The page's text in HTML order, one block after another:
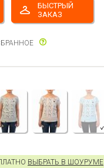
БЫСТРЫЙ
ЗАКАЗ
ВЫБРАТЬ В ШОУРУМЕ